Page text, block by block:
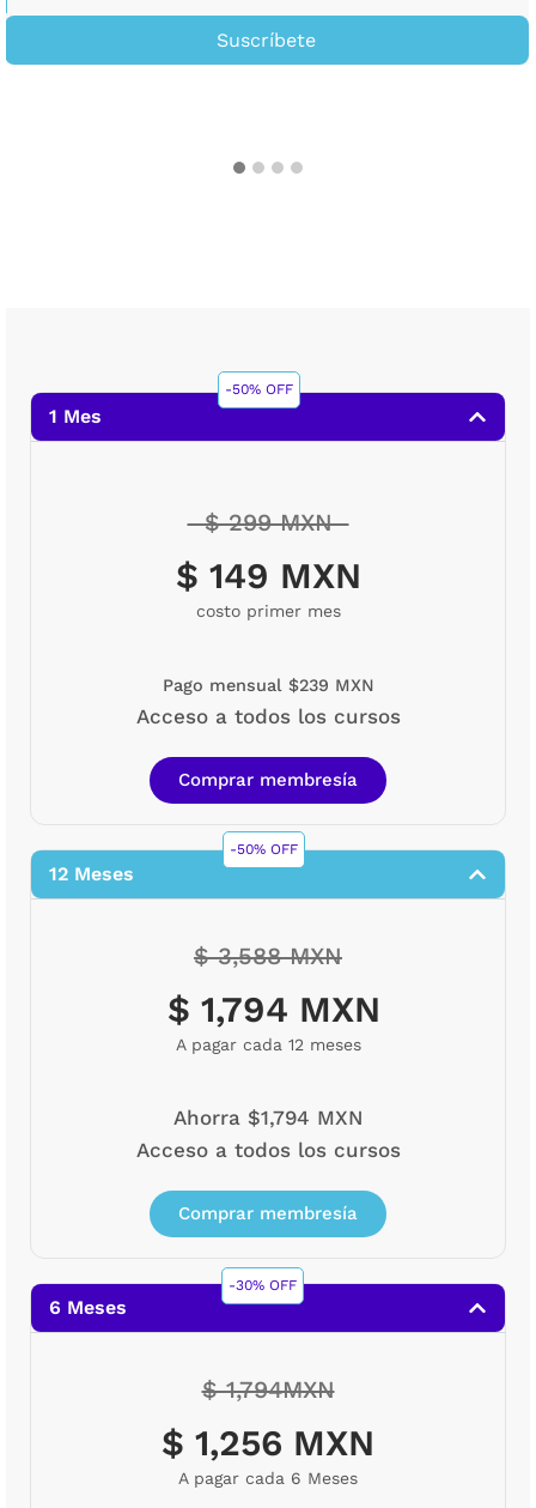
Suscríbete
-50% OFF
1 Mes
$ 299 MXN
$ 149 MXN
costo primer mes
Pago mensual $239 MXN
Acceso a todos los cursos
Comprar membresía
-50% OFF
12 Meses
$ 3,588 MXN
$ 1,794 MXN
A pagar cada 12 meses
Ahorra $1,794 MXN
Acceso a todos los cursos
Comprar membresía
-30% OFF
6 Meses
$ 1,794MXN
$ 1,256 MXN
A pagar cada 6 Meses